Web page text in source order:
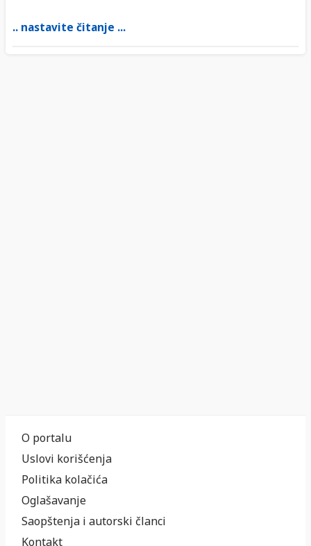
.. nastavite čitanje ...
O portalu
Uslovi korišćenja
Politika kolačića
Oglašavanje
Saopštenja i autorski članci
Kontakt